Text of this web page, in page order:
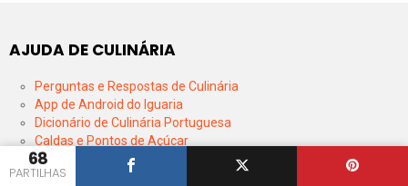
68
PARTILHAS
AJUDA DE CULINÁRIA
Perguntas e Respostas de Culinária
App de Android do Iguaria
Dicionário de Culinária Portuguesa
Caldas e Pontos de Açúcar
Tabela de Conversão de Fermentos
Tabela de Conversão de Pesos e Medidas